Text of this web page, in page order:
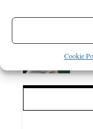
Cookie